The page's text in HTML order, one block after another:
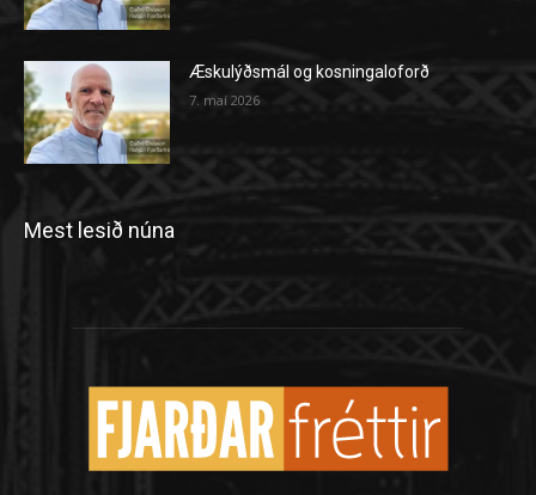
Æskulýðsmál og kosningaloforð
7. maí 2026
Mest lesið núna